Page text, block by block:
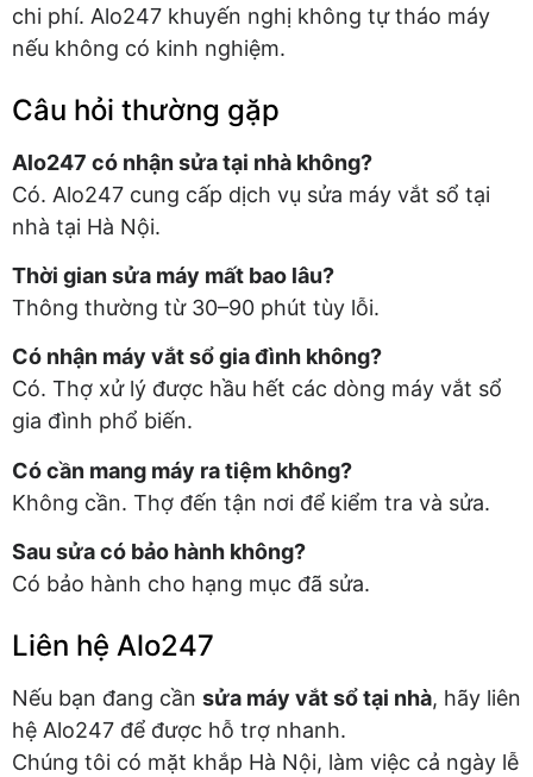
chi phí. Alo247 khuyến nghị không tự tháo máy
nếu không có kinh nghiệm.
Câu hỏi thường gặp
Alo247 có nhận sửa tại nhà không?
Có. Alo247 cung cấp dịch vụ sửa máy vắt sổ tại
nhà tại Hà Nội.
Thời gian sửa máy mất bao lâu?
Thông thường từ 30–90 phút tùy lỗi.
Có nhận máy vắt sổ gia đình không?
Có. Thợ xử lý được hầu hết các dòng máy vắt sổ
gia đình phổ biến.
Có cần mang máy ra tiệm không?
Không cần. Thợ đến tận nơi để kiểm tra và sửa.
Sau sửa có bảo hành không?
Có bảo hành cho hạng mục đã sửa.
Liên hệ Alo247
Nếu bạn đang cần sửa máy vắt sổ tại nhà, hãy liên
hệ Alo247 để được hỗ trợ nhanh.
Chúng tôi có mặt khắp Hà Nội, làm việc cả ngày lễ